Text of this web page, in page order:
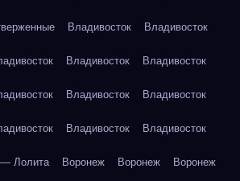
Владивосток Владивосток
Владивосток Владивосток
Владивосток Владивосток
Владивосток Владивосток
— Лолита Воронеж Воронеж Воронеж